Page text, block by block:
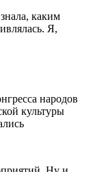
каким
Я,
народов
культуры